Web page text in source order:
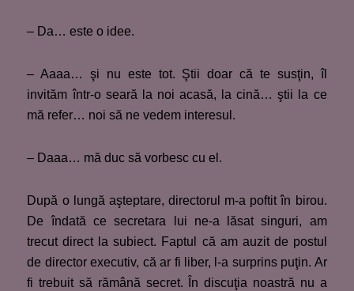
– Da… este o idee.
– Aaaa… şi nu este tot. Ştii doar că te susţin, îl
invităm într-o seară la noi acasă, la cină… ştii la ce
mă refer… noi să ne vedem interesul.
– Daaa… mă duc să vorbesc cu el.
După o lungă aşteptare, directorul m-a poftit în birou.
De îndată ce secretara lui ne-a lăsat singuri, am
trecut direct la subiect. Faptul că am auzit de postul
de director executiv, că ar fi liber, l-a surprins puţin. Ar
fi trebuit să rămână secret. În discuţia noastră nu a